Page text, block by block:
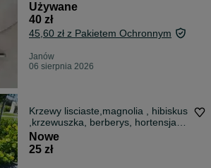
Używane
40 zł
45,60 zł z Pakietem Ochronnym
Janów
06 sierpnia 2026
Krzewy lisciaste,magnolia , hibiskus
,krzewuszka, berberys, hortensja,
pęcherznica , lilak, dereń, forsycja,
Nowe
25 zł